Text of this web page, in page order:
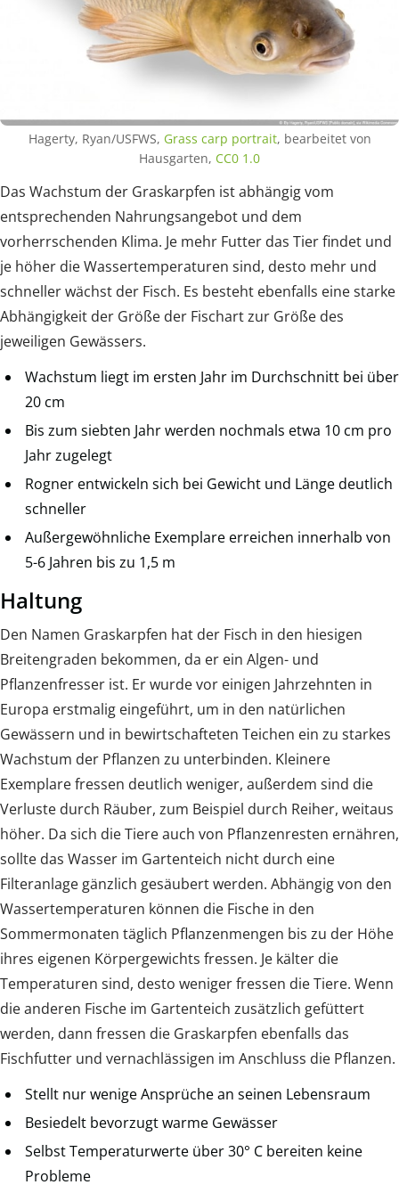
Hagerty, Ryan/USFWS, Grass carp portrait, bearbeitet von
Hausgarten, CC0 1.0
Das Wachstum der Graskarpfen ist abhängig vom
entsprechenden Nahrungsangebot und dem
vorherrschenden Klima. Je mehr Futter das Tier findet und
je höher die Wassertemperaturen sind, desto mehr und
schneller wächst der Fisch. Es besteht ebenfalls eine starke
Abhängigkeit der Größe der Fischart zur Größe des
jeweiligen Gewässers.
Wachstum liegt im ersten Jahr im Durchschnitt bei über
20 cm
Bis zum siebten Jahr werden nochmals etwa 10 cm pro
Jahr zugelegt
Rogner entwickeln sich bei Gewicht und Länge deutlich
schneller
Außergewöhnliche Exemplare erreichen innerhalb von
5-6 Jahren bis zu 1,5 m
Haltung
Den Namen Graskarpfen hat der Fisch in den hiesigen
Breitengraden bekommen, da er ein Algen- und
Pflanzenfresser ist. Er wurde vor einigen Jahrzehnten in
Europa erstmalig eingeführt, um in den natürlichen
Gewässern und in bewirtschafteten Teichen ein zu starkes
Wachstum der Pflanzen zu unterbinden. Kleinere
Exemplare fressen deutlich weniger, außerdem sind die
Verluste durch Räuber, zum Beispiel durch Reiher, weitaus
höher. Da sich die Tiere auch von Pflanzenresten ernähren,
sollte das Wasser im Gartenteich nicht durch eine
Filteranlage gänzlich gesäubert werden. Abhängig von den
Wassertemperaturen können die Fische in den
Sommermonaten täglich Pflanzenmengen bis zu der Höhe
ihres eigenen Körpergewichts fressen. Je kälter die
Temperaturen sind, desto weniger fressen die Tiere. Wenn
die anderen Fische im Gartenteich zusätzlich gefüttert
werden, dann fressen die Graskarpfen ebenfalls das
Fischfutter und vernachlässigen im Anschluss die Pflanzen.
Stellt nur wenige Ansprüche an seinen Lebensraum
Besiedelt bevorzugt warme Gewässer
Selbst Temperaturwerte über 30° C bereiten keine
Probleme